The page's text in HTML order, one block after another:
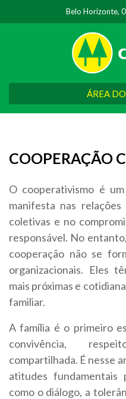
Belo Horizonte,
ÁREA
COOPERAÇÃO
O cooperativismo é
manifesta nas
coletivas e no
responsável. No
cooperação não se
organizacionais. Eles
mais próximas e
familiar.
A família é o primeiro
convivência,
compartilhada. É nesse
atitudes fundamentais
como o diálogo, a